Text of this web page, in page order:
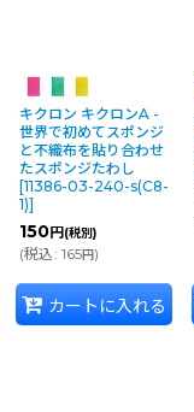
キクロン キクロンA -
世界で初めてスポンジ
と不織布を貼り合わせ
たスポンジたわし
[11386-03-240-s(C8-
1)]
150円 (税別)
(税込: 165円)
カートに入れる